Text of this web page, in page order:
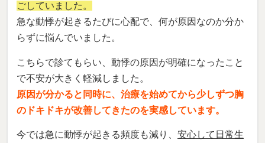
ごしていました。
急な動悸が起きるたびに心配で、何が原因なのか分か
らずに悩んでいました。
こちらで診てもらい、動悸の原因が明確になったこと
で不安が大きく軽減しました。
原因が分かると同時に、治療を始めてから少しずつ胸
のドキドキが改善してきたのを実感しています。
今では急に動悸が起きる頻度も減り、 安心して日常生